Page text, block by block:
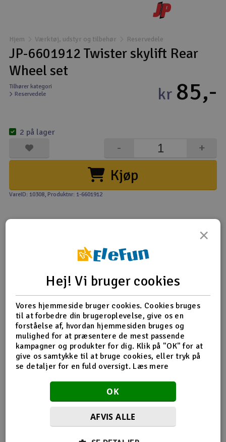
Droner til FPV
Fly
Helikopter
Modelbygg og byggesæt
Modeljernbane
Motor & tilbehør
Scooter & elkøretøj
Slot racing
Smarthjem, leg og hobby
Solenergi
Værktøj, udstyr og tilbehør
Hjem Værktøj, udstyr og tilbehør Reservedele
JP-6601912 Twister skylift Rear
Wheel set
Tilhører kategori
Reservedele
kr 85,-
Kjøp
+
-
2 på lager
VareID: 10308, Produktnr: 1-6601912
Tip din ven Anmeldelser
Produkt information
6601912 Twister skylift Rear Wheel set
Flere detaljer
forbundet med
Reservedeler Twister
×
Hej! Vi bruger cookies
Vores hjemmeside bruger cookies. Cookies bruges
til at forbedre din brugeroplevelse, give os en
forståelse af, hvordan hjemmesiden bruges og
mulighed for at præsentere de mest passende
kampagner og produkter for dig. Klik på "OK" for at
give os samtykke til at bruge cookies, eller tryk på
se detaljer for en fuld oversigt. Læs mere
OK
AFVIS ALLE